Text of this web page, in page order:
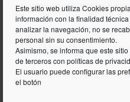
Este sitio web utiliza Cookies
información con la finalidad
analizar la navegación, no se
personal sin su consentimiento.
Asimismo, se informa que este
de terceros con políticas de
El usuario puede configurar las
el botón